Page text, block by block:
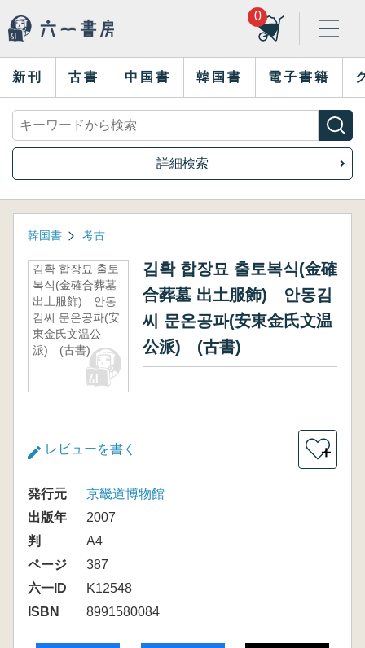
0
新刊 古書 中国書 韓国書 電子書籍
詳細検索
韓国書 考古
김확 합장묘 출토
복식(金確合葬墓
出土服飾) 안동
김씨 문온공파(安
東金氏文温公
派) (古書)
김확 합장묘 출토복식(金確
合葬墓 出土服飾) 안동김
씨 문온공파(安東金氏文温
公派) (古書)
レビューを書く ＋
発行元
京畿道博物館
出版年
2007
判
A4
ページ
387
六一ID
K12548
ISBN
8991580084